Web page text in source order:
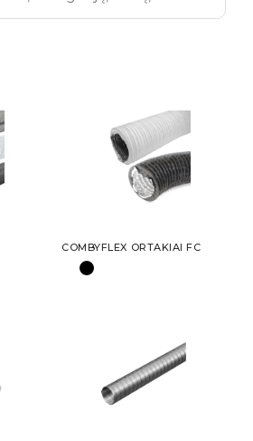
COMBYFLEX ORTAKIAI FC